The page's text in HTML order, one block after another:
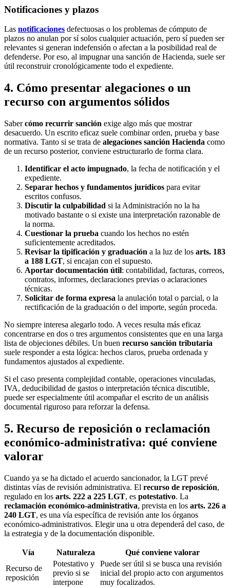
Notificaciones y plazos
Las notificaciones defectuosas o los problemas de cómputo de
plazos no anulan por sí solos cualquier actuación, pero sí pueden ser
relevantes si generan indefensión o afectan a la posibilidad real de
defenderse. Por eso, al impugnar una sanción de Hacienda, suele ser
útil reconstruir cronológicamente todo el expediente.
4. Cómo presentar alegaciones o un
recurso con argumentos sólidos
Sabercómo recurrir sanción exige algo más que mostrar
desacuerdo. Un escrito eficaz suele combinar orden, prueba y base
normativa. Tanto si se trata de alegaciones sanción Hacienda como
de un recurso posterior, conviene estructurarlo de forma clara.
Identificar el acto impugnado, la fecha de notificación y el
expediente.
Separar hechos y fundamentos jurídicos para evitar
escritos confusos.
Discutir la culpabilidad si la Administración no la ha
motivado bastante o si existe una interpretación razonable de
la norma.
Cuestionar la prueba cuando los hechos no estén
suficientemente acreditados.
Revisar la tipificación y graduación a la luz de los arts. 183
a 188 LGT, si encajan con el supuesto.
Aportar documentación útil: contabilidad, facturas, correos,
contratos, informes, declaraciones previas o aclaraciones
técnicas.
Solicitar de forma expresa la anulación total o parcial, o la
rectificación de la graduación o del importe, según proceda.
No siempre interesa alegarlo todo. A veces resulta más eficaz
concentrarse en dos o tres argumentos consistentes que en una larga
lista de objeciones débiles. Un buen recurso sanción tributaria
suele responder a esta lógica: hechos claros, prueba ordenada y
fundamentos ajustados al expediente.
Si el caso presenta complejidad contable, operaciones vinculadas,
IVA, deducibilidad de gastos o interpretación técnica discutible,
puede ser especialmente útil acompañar el escrito de un análisis
documental riguroso para reforzar la defensa.
5. Recurso de reposición o reclamación
económico-administrativa: qué conviene
valorar
Cuando ya se ha dictado el acuerdo sancionador, la LGT prevé
distintas vías de revisión administrativa. El recurso de reposición,
regulado en los arts. 222 a 225 LGT, es potestativo. La
reclamación económico-administrativa, prevista en los arts. 226 a
240 LGT, es una vía específica de revisión ante los órganos
económico-administrativos. Elegir una u otra dependerá del caso, de
la estrategia y de la documentación disponible.
Vía Naturaleza
Qué conviene valorar
Recurso de
reposición
Potestativo y
previo si se
interpone
Puede ser útil si se busca una revisión
inicial del propio acto con argumentos
muy focalizados.